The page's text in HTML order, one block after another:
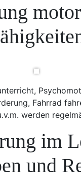
Fahrrad
werden
im
und